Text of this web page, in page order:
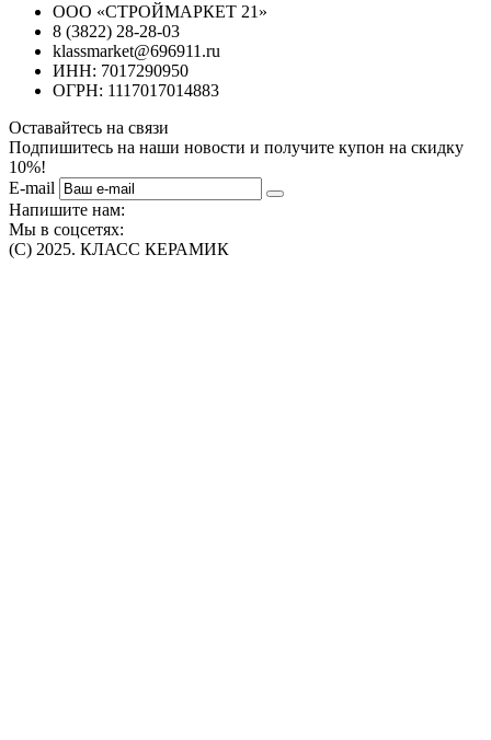
ООО «СТРОЙМАРКЕТ 21»
8 (3822) 28-28-03
klassmarket@696911.ru
ИНН: 7017290950
ОГРН: 1117017014883
Оставайтесь на связи
Подпишитесь на наши новости и получите купон на скидку
10%!
E-mail
Напишите нам:
Мы в соцсетях:
(C) 2025. КЛАСС КЕРАМИК